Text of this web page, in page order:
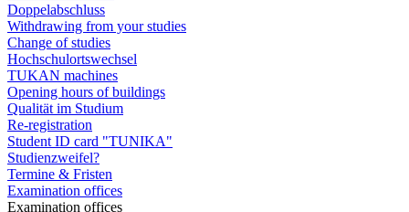
Doppelabschluss
Withdrawing from your studies
Change of studies
Hochschulortswechsel
TUKAN machines
Opening hours of buildings
Qualität im Studium
Re-registration
Student ID card "TUNIKA"
Studienzweifel?
Termine & Fristen
Examination offices
Examination offices